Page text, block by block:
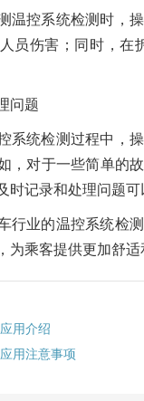
温控系统检测时，
员伤害；同时，
问题
系统检测过程中，
，对于一些简单的
时记录和处理问题
行业的温控系统检
为乘客提供更加舒适
用介绍
用注意事项